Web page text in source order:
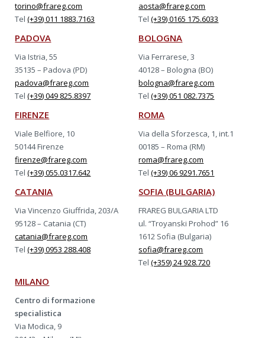
torino@frareg.com
Tel(+39) 011 1883.7163
aosta@frareg.com
Tel(+39) 0165 175.6033
PADOVA
Via Istria, 55
35135 – Padova (PD)
padova@frareg.com
Tel(+39) 049 825.8397
BOLOGNA
Via Ferrarese, 3
40128 – Bologna (BO)
bologna@frareg.com
Tel(+39) 051 082.7375
FIRENZE
Viale Belfiore, 10
50144 Firenze
firenze@frareg.com
Tel(+39) 055.0317.642
ROMA
Via della Sforzesca, 1, int.1
00185 – Roma (RM)
roma@frareg.com
Tel(+39) 06 9291.7651
CATANIA
Via Vincenzo Giuffrida, 203/A
95128 – Catania (CT)
catania@frareg.com
Tel(+39) 0953 288.408
SOFIA (BULGARIA)
FRAREG BULGARIA LTD
ul. “Troyanski Prohod” 16
1612 Sofia (Bulgaria)
sofia@frareg.com
Tel(+359) 24 928.720
MILANO
Centro di formazione
specialistica
Via Modica, 9